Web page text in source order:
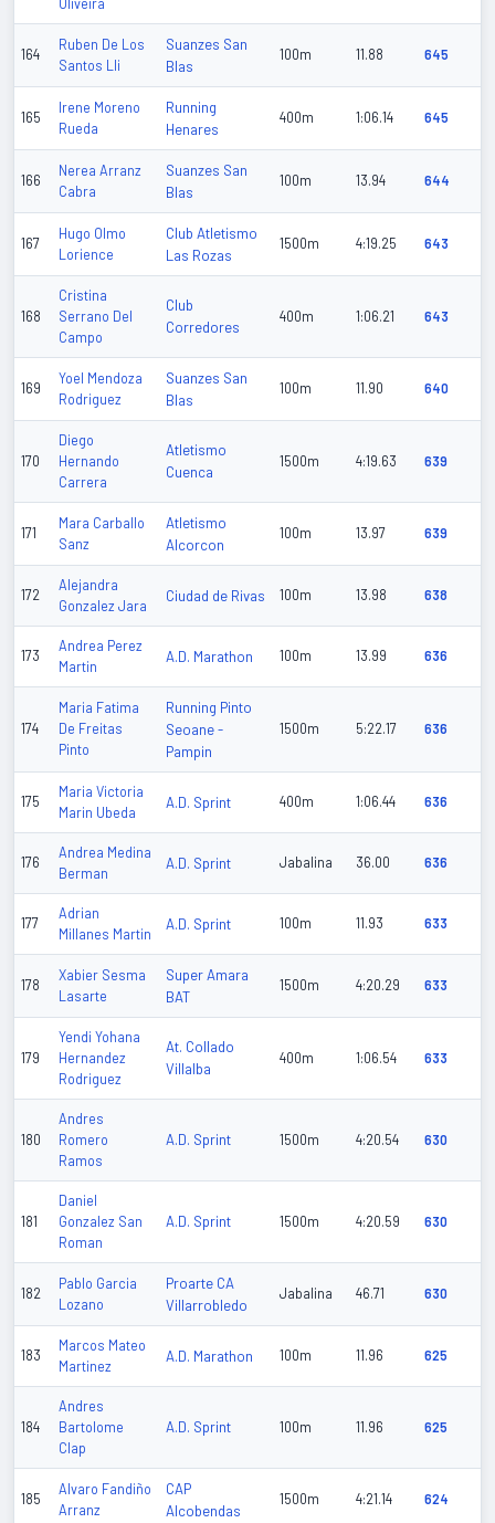
Oliveira
164
Ruben De Los
Santos Lli
Suanzes San
Blas
100m 11.88 645
165
Irene Moreno
Rueda
Running
Henares
400m 1:06.14 645
166
Nerea Arranz
Cabra
Suanzes San
Blas
100m 13.94 644
167
Hugo Olmo
Lorience
Club Atletismo
Las Rozas
1500m 4:19.25 643
168
Cristina
Serrano Del
Campo
Club
Corredores
400m 1:06.21 643
169
Yoel Mendoza
Rodriguez
Suanzes San
Blas
100m 11.90 640
170
Diego
Hernando
Carrera
Atletismo
Cuenca
1500m 4:19.63 639
171
Mara Carballo
Sanz
Atletismo
Alcorcon
100m 13.97 639
172
Alejandra
Gonzalez Jara
Ciudad de Rivas 100m 13.98 638
173
Andrea Perez
Martin
A.D. Marathon 100m 13.99 636
174
Maria Fatima
De Freitas
Pinto
Running Pinto
Seoane -
Pampin
1500m 5:22.17 636
175
Maria Victoria
Marin Ubeda
A.D. Sprint 400m 1:06.44 636
176
Andrea Medina
Berman
A.D. Sprint Jabalina 36.00 636
177
Adrian
Millanes Martin
A.D. Sprint 100m 11.93 633
178
Xabier Sesma
Lasarte
Super Amara
BAT
1500m 4:20.29 633
179
Yendi Yohana
Hernandez
Rodriguez
At. Collado
Villalba
400m 1:06.54 633
180
Andres
Romero
Ramos
A.D. Sprint 1500m 4:20.54 630
181
Daniel
Gonzalez San
Roman
A.D. Sprint 1500m 4:20.59 630
182
Pablo Garcia
Lozano
Proarte CA
Villarrobledo
Jabalina 46.71 630
183
Marcos Mateo
Martinez
A.D. Marathon 100m 11.96 625
184
Andres
Bartolome
Clap
A.D. Sprint 100m 11.96 625
185
Alvaro Fandiño
Arranz
CAP
Alcobendas
1500m 4:21.14 624